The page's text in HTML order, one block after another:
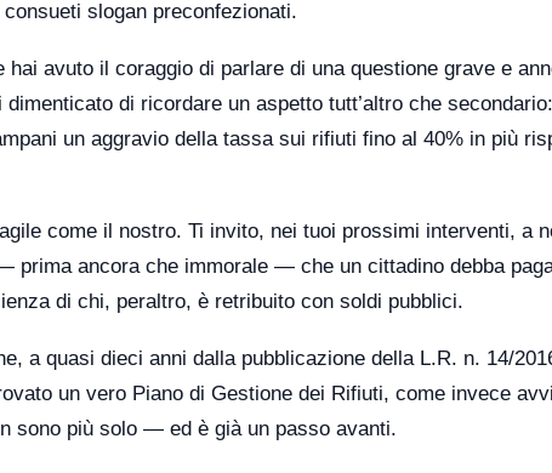
slogan preconfezionati.
avuto il coraggio di parlare di una questione grave e
di ricordare un aspetto tutt’altro che
un aggravio della tassa sui rifiuti fino al 40% in più
come il nostro. Ti invito, nei tuoi prossimi interventi, a
prima ancora che immorale — che un cittadino debba
di chi, peraltro, è retribuito con soldi pubblici.
a quasi dieci anni dalla pubblicazione della L.R. n. 14/
un vero Piano di Gestione dei Rifiuti, come invece
sono più solo — ed è già un passo avanti.